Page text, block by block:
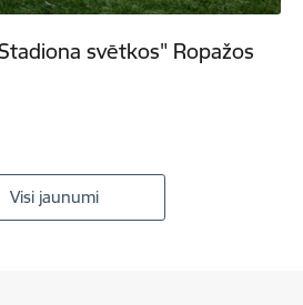
svētkos" Ropažos
Visi jaunumi